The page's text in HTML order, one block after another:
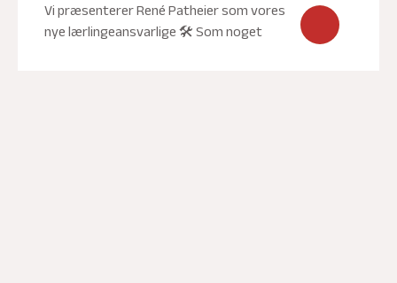
Vi præsenterer René Patheier som vores
nye lærlingeansvarlige 🛠️ Som noget